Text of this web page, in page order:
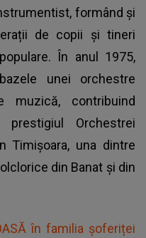
formând și
de copii și tineri
În anul 1975,
unei orchestre
muzică, contribuind
Orchestrei
Timișoara, una dintre
din Banat și din
în familia șoferiței